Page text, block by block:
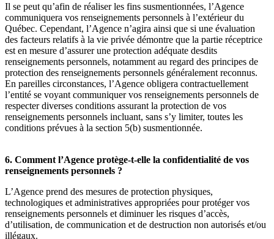
Il se peut qu’afin de réaliser les fins susmentionnées, l’Agence
communiquera vos renseignements personnels à l’extérieur du
Québec. Cependant, l’Agence n’agira ainsi que si une évaluation
des facteurs relatifs à la vie privée démontre que la partie réceptrice
est en mesure d’assurer une protection adéquate desdits
renseignements personnels, notamment au regard des principes de
protection des renseignements personnels généralement reconnus.
En pareilles circonstances, l’Agence obligera contractuellement
l’entité se voyant communiquer vos renseignements personnels de
respecter diverses conditions assurant la protection de vos
renseignements personnels incluant, sans s’y limiter, toutes les
conditions prévues à la section 5(b) susmentionnée.
6. Comment l’Agence protège-t-elle la confidentialité de vos
renseignements personnels ?
L’Agence prend des mesures de protection physiques,
technologiques et administratives appropriées pour protéger vos
renseignements personnels et diminuer les risques d’accès,
d’utilisation, de communication et de destruction non autorisés et/ou
illégaux.